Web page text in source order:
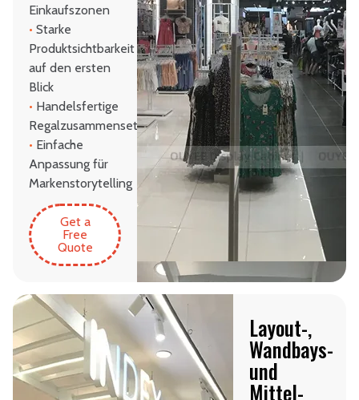
Einkaufszonen
• Starke
Produktsichtbarkeit
auf den ersten
Blick
• Handelsfertige
Regalzusammensetzung
• Einfache
Anpassung für
Markenstorytelling
Get a
Free
Quote
Layout-,
Wandbays-
und
Mittel-